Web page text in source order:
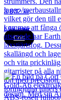
3 832kr
Läs mer
Cort